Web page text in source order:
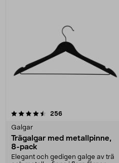
256recensioner
Galgar
Trägalgar med metallpinne,
8-pack
Elegant och gedigen galge av trä
4.0av 5 stjärnor